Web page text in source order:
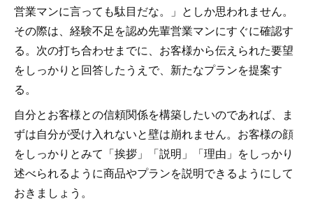
営業マンに言っても駄目だな。」としか思われません。
その際は、経験不足を認め先輩営業マンにすぐに確認す
る。次の打ち合わせまでに、お客様から伝えられた要望
をしっかりと回答したうえで、新たなプランを提案す
る。
自分とお客様との信頼関係を構築したいのであれば、ま
ずは自分が受け入れないと壁は崩れません。お客様の顔
をしっかりとみて「挨拶」「説明」「理由」をしっかり
述べられるように商品やプランを説明できるようにして
おきましょう。